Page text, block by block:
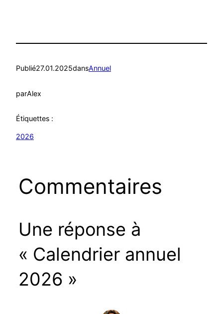
Publié27.01.2025dansAnnuel
parAlex
Étiquettes :
2026
Commentaires
Une réponse à
« Calendrier annuel
2026 »